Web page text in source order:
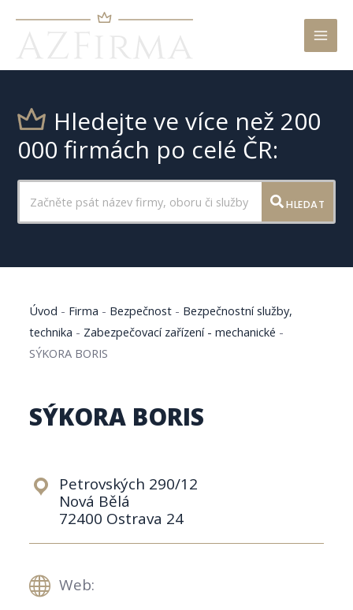
Hledejte ve více než 200
000 firmách po celé ČR:
HLEDAT
Úvod - Firma - Bezpečnost - Bezpečnostní služby,
technika - Zabezpečovací zařízení - mechanické -
SÝKORA BORIS
SÝKORA BORIS
Petrovských 290/12
Nová Bělá
72400 Ostrava 24
Web: